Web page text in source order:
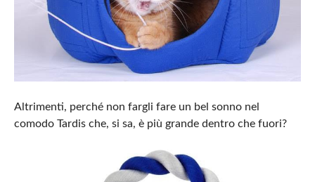
Altrimenti, perché non fargli fare un bel sonno nel
comodo Tardis che, si sa, è più grande dentro che fuori?